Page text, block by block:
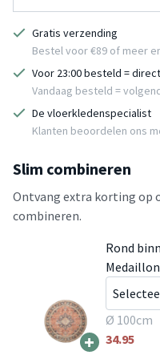
Gratis verzending
Bestel voor €89 of meer
Voor 23:00 besteld =
Vandaag besteld =
De vloerkledenspecialist
Klanten beoordelen ons
Slim combineren
Ontvang extra korting op
combineren.
+
Rond
Ø 100cm
34.95